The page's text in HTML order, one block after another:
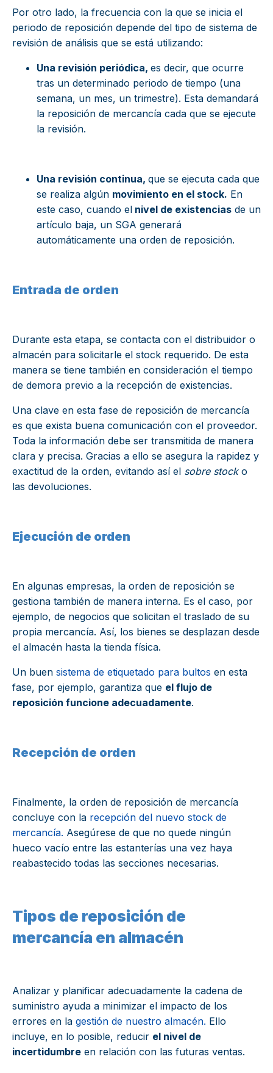
Por otro lado, la frecuencia con la que se inicia el
periodo de reposición depende del tipo de sistema de
revisión de análisis que se está utilizando:
Una revisión periódica, es decir, que ocurre
tras un determinado periodo de tiempo (una
semana, un mes, un trimestre). Esta demandará
la reposición de mercancía cada que se ejecute
la revisión.
Una revisión continua, que se ejecuta cada que
se realiza algún movimiento en el stock. En
este caso, cuando el nivel de existencias de un
artículo baja, un SGA generará
automáticamente una orden de reposición.
Entrada de orden
Durante esta etapa, se contacta con el distribuidor o
almacén para solicitarle el stock requerido. De esta
manera se tiene también en consideración el tiempo
de demora previo a la recepción de existencias.
Una clave en esta fase de reposición de mercancía
es que exista buena comunicación con el proveedor.
Toda la información debe ser transmitida de manera
clara y precisa. Gracias a ello se asegura la rapidez y
exactitud de la orden, evitando así el sobre stocko
las devoluciones.
Ejecución de orden
En algunas empresas, la orden de reposición se
gestiona también de manera interna. Es el caso, por
ejemplo, de negocios que solicitan el traslado de su
propia mercancía. Así, los bienes se desplazan desde
el almacén hasta la tienda física.
Un buen sistema de etiquetado para bultos en esta
fase, por ejemplo, garantiza que el flujo de
reposición funcione adecuadamente.
Recepción de orden
Finalmente, la orden de reposición de mercancía
concluye con la recepción del nuevo stock de
mercancía. Asegúrese de que no quede ningún
hueco vacío entre las estanterías una vez haya
reabastecido todas las secciones necesarias.
Tipos de reposición de
mercancía en almacén
Analizar y planificar adecuadamente la cadena de
suministro ayuda a minimizar el impacto de los
errores en la gestión de nuestro almacén. Ello
incluye, en lo posible, reducir el nivel de
incertidumbre en relación con las futuras ventas.